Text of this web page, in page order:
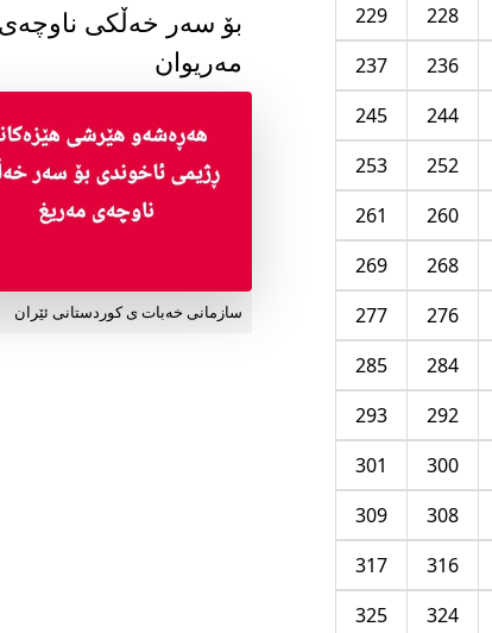
228
229
236
237
244
245
252
253
260
261
268
269
276
277
284
285
292
293
300
301
308
309
316
317
324
325
بۆ سەر خەڵکی
مەریوان
سازمانی خەبات ی کوردستانی ئێران